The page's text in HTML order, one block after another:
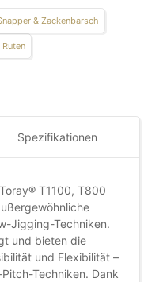
& Zackenbarsch
Spezifikationen
T1100, T800
Jigging-Techniken.
und bieten die
und Flexibilität –
Techniken. Dank